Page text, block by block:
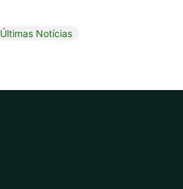
Últimas Notícias